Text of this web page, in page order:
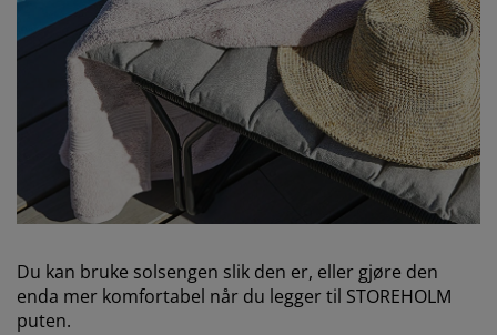
Du kan bruke solsengen slik den er, eller gjøre den
enda mer komfortabel når du legger til STOREHOLM
puten.